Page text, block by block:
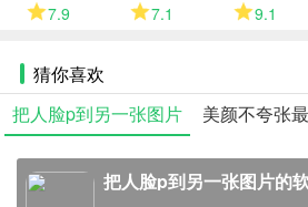
7.9 7.1 9.1
猜你喜欢
把人脸p到另一张图片
的软件推荐
美颜不夸张
软件推
把人脸p到另一张图片的